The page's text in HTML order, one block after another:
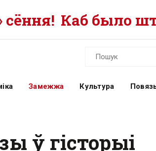
Каб было
Замежжа Культура
ў гісторыі